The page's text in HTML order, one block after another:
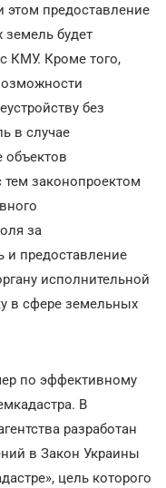
этом предоставление
будет
КМУ. Кроме того,
без
в случае
объектов
законопроектом
за
и предоставление
исполнительной
в сфере земельных
по эффективному
В
разработан
в Закон Украины
цель которого